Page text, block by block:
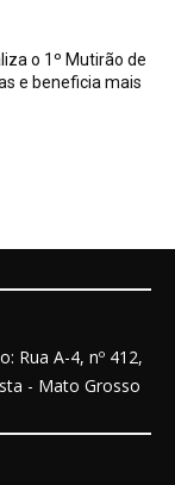
o 1º Mutirão de
e beneficia mais
Rua A-4, nº 412,
- Mato Grosso